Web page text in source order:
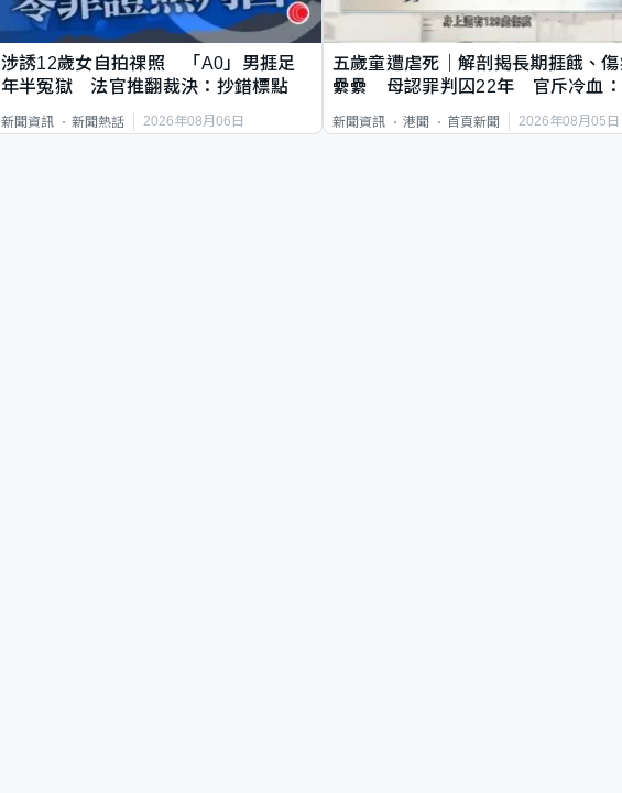
涉誘12歲女自拍祼照 「A0」男捱足
年半冤獄 法官推翻裁決：抄錯標點
新聞資訊 新聞熱話 2026年08月06日
五歲童遭虐死｜解剖揭長期捱餓、
纍纍 母認罪判囚22年 官斥冷血：
新聞資訊 港聞 首頁新聞 2026年08月05日